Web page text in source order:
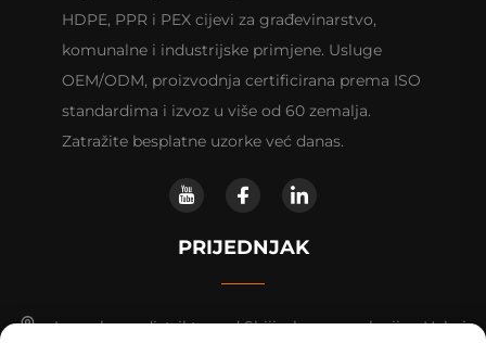
HDPE, PPR i PEX cijevi za građevinarstvo,
komunalne i industrijske primjene. Usluge
OEM/ODM, proizvodnja certificirana prema ISO
standardima i izvoz u više od 60 zemalja.
Zatražite besplatne uzorke već danas.
PRIJEDNJAK
Luancheng distrikt, grad Shijiazhuang, pokrajina Hebei.